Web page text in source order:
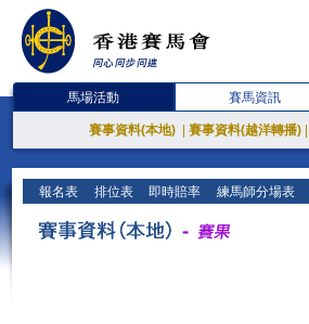
馬場活動 賽馬資訊
賽事資料(本地) 賽事資料(越洋轉播)
報名表 排位表 即時賠率 練馬師分場表